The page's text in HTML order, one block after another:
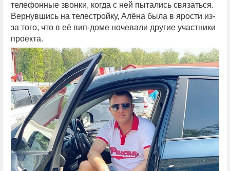
телефонные звонки, когда с ней пытались связаться.
Вернувшись на телестройку, Алёна была в ярости из-
за того, что в её вип-доме ночевали другие участники
проекта.